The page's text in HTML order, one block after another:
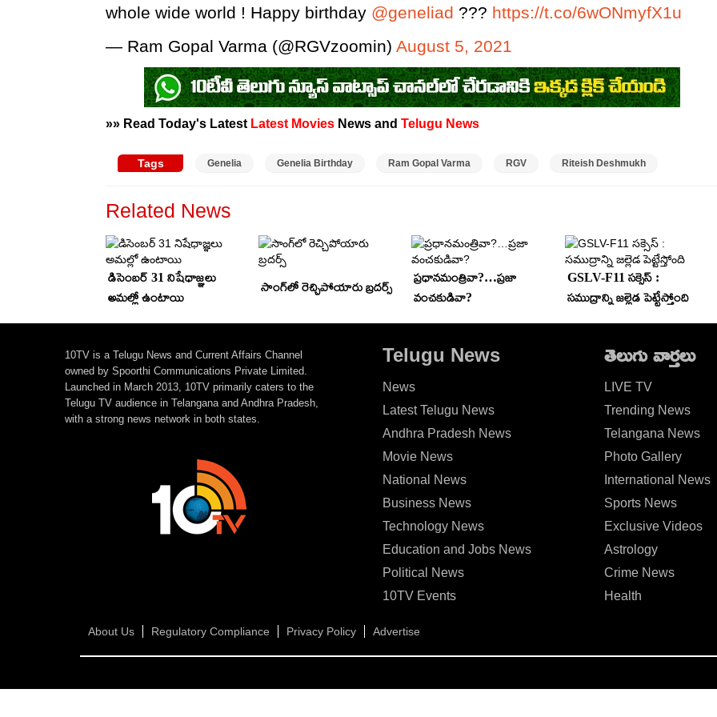
whole wide world ! Happy birthday @geneliad ??? https://t.co/6wONmyfX1u
— Ram Gopal Varma (@RGVzoomin) August 5, 2021
»» Read Today's Latest Latest Movies News and Telugu News
Tags Genelia Genelia Birthday Ram Gopal Varma RGV Riteish Deshmukh
Related News
డిసెంబర్ 31 నిషేధాజ్ఞలు
అమల్లో ఉంటాయి
సాంగ్‌లో రెచ్చిపోయారు బ్రదర్స్
ప్రధానమంత్రివా?…ప్రజా
వంచకుడివా?
GSLV-F11 సక్సెస్ :
సముద్రాన్ని జల్లెడ పెట్టేస్తోంది
10TV is a Telugu News and Current Affairs Channel
owned by Spoorthi Communications Private Limited.
Launched in March 2013, 10TV primarily caters to the
Telugu TV audience in Telangana and Andhra Pradesh,
with a strong news network in both states.
Telugu News
News
Latest Telugu News
Andhra Pradesh News
Movie News
National News
Business News
Technology News
Education and Jobs News
Political News
10TV Events
తెలుగు వార్తలు
LIVE TV
Trending News
Telangana News
Photo Gallery
International News
Sports News
Exclusive Videos
Astrology
Crime News
Health
About Us Regulatory Compliance Privacy Policy Advertise